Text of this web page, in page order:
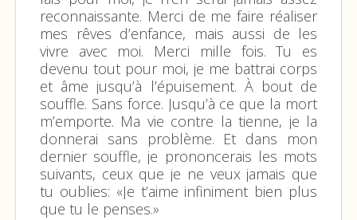
reconnaissante. Merci de me faire réaliser
mes rêves d’enfance, mais aussi de les
vivre avec moi. Merci mille fois. Tu es
devenu tout pour moi, je me battrai corps
et âme jusqu’à l’épuisement. À bout de
souffle. Sans force. Jusqu’à ce que la mort
m’emporte. Ma vie contre la tienne, je la
donnerai sans problème. Et dans mon
dernier souffle, je prononcerais les mots
suivants, ceux que je ne veux jamais que
tu oublies: «Je t’aime infiniment bien plus
que tu le penses.»